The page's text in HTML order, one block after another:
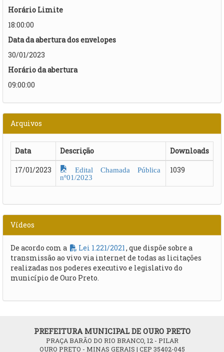
Horário Limite
18:00:00
Data da abertura dos envelopes
30/01/2023
Horário da abertura
09:00:00
Arquivos
Data Descrição
Downloads
17/01/2023
Edital Chamada Pública
nº01/2023
1039
Vídeos
De acordo com a Lei 1.221/2021 , que dispõe sobre a
transmissão ao vivo via internet de todas as licitações
realizadas nos poderes executivo e legislativo do
município de Ouro Preto.
PREFEITURA MUNICIPAL DE OURO PRETO
PRAÇA BARÃO DO RIO BRANCO, 12 - PILAR
OURO PRETO - MINAS GERAIS | CEP 35402-045